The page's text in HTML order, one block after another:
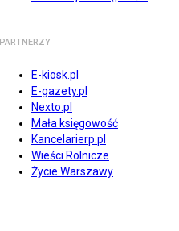
PARTNERZY
E-kiosk.pl
E-gazety.pl
Nexto.pl
Mała księgowość
Kancelarierp.pl
Wieści Rolnicze
Życie Warszawy